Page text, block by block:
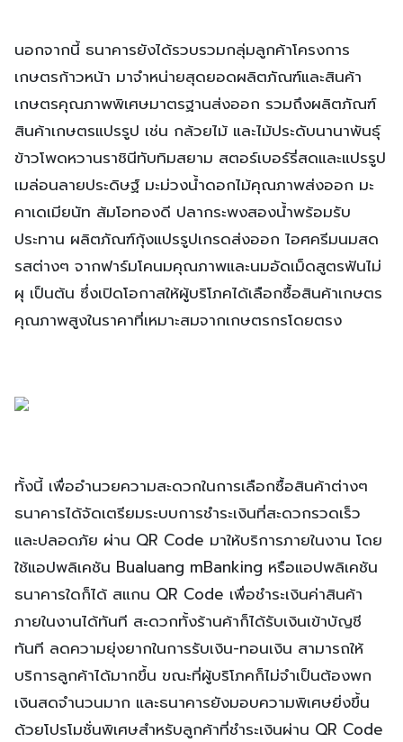
นอกจากนี้ ธนาคารยังได้รวบรวมกลุ่มลูกค้าโครงการ
เกษตรก้าวหน้า มาจำหน่ายสุดยอดผลิตภัณฑ์และสินค้า
เกษตรคุณภาพพิเศษมาตรฐานส่งออก รวมถึงผลิตภัณฑ์
สินค้าเกษตรแปรรูป เช่น กล้วยไม้ และไม้ประดับนานาพันธุ์
ข้าวโพดหวานราชินีทับทิมสยาม สตอร์เบอร์รี่สดและแปรรูป
เมล่อนลายประดิษฐ์ มะม่วงน้ำดอกไม้คุณภาพส่งออก มะ
คาเดเมียนัท ส้มโอทองดี ปลากระพงสองน้ำพร้อมรับ
ประทาน ผลิตภัณฑ์กุ้งแปรรูปเกรดส่งออก ไอศครีมนมสด
รสต่างๆ จากฟาร์มโคนมคุณภาพและนมอัดเม็ดสูตรฟันไม่
ผุ เป็นต้น ซึ่งเปิดโอกาสให้ผู้บริโภคได้เลือกซื้อสินค้าเกษตร
คุณภาพสูงในราคาที่เหมาะสมจากเกษตรกรโดยตรง
ทั้งนี้ เพื่ออำนวยความสะดวกในการเลือกซื้อสินค้าต่างๆ
ธนาคารได้จัดเตรียมระบบการชำระเงินที่สะดวกรวดเร็ว
และปลอดภัย ผ่าน QR Code มาให้บริการภายในงาน โดย
ใช้แอปพลิเคชัน Bualuang mBanking หรือแอปพลิเคชัน
ธนาคารใดก็ได้ สแกน QR Code เพื่อชำระเงินค่าสินค้า
ภายในงานได้ทันที สะดวกทั้งร้านค้าก็ได้รับเงินเข้าบัญชี
ทันที ลดความยุ่งยากในการรับเงิน-ทอนเงิน สามารถให้
บริการลูกค้าได้มากขึ้น ขณะที่ผู้บริโภคก็ไม่จำเป็นต้องพก
เงินสดจำนวนมาก และธนาคารยังมอบความพิเศษยิ่งขึ้น
ด้วยโปรโมชั่นพิเศษสำหรับลูกค้าที่ชำระเงินผ่าน QR Code